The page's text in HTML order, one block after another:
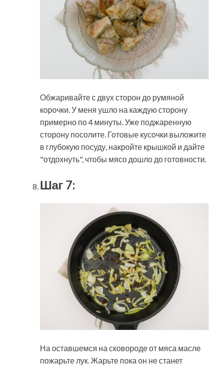
Обжаривайте с двух сторон до румяной
корочки. У меня ушло на каждую сторону
примерно по 4 минуты. Уже поджаренную
сторону посолите. Готовые кусочки выложите
в глубокую посуду, накройте крышкой и дайте
"отдохнуть", чтобы мясо дошло до готовности.
Шаг 7:
На оставшемся на сковороде от мяса масле
пожарьте лук. Жарьте пока он не станет